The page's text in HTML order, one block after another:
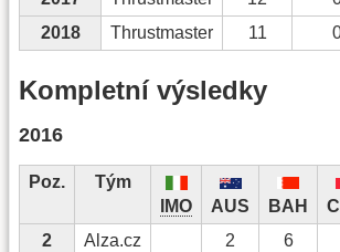
2018
Thrustmaster 11
Kompletní výsledky
2016
Poz.
Tým
IMO
AUS BAH
2
Alza.cz 2 6